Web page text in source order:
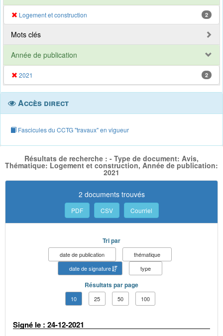
Logement et construction 2
Mots clés
Année de publication
2021 2
Accès direct
Fascicules du CCTG "travaux" en vigueur
Résultats de recherche : - Type de document: Avis,
Thématique: Logement et construction, Année de publication:
2021
2 documents trouvés
PDF CSV Courriel
Tri par
date de publication
thématique
date de signature
type
Résultats par page
10 25 50 100
Signé le : 24-12-2021